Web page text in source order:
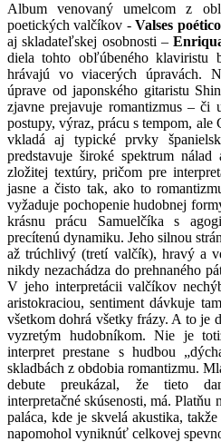
Album venovaný umelcom z
poetických valčíkov -Valses
aj skladateľskej osobnosti –
diela tohto obľúbeného klaviristu
hrávajú vo viacerých úpravách.
úprave od japonského gitaristu
zjavne prejavuje romantizmus – či
postupy, výraz, prácu s tempom, ale
vkladá aj typické prvky
predstavuje široké spektrum
zložitej textúry, pričom pre
jasne a čisto tak, ako to
vyžaduje pochopenie hudobnej
krásnu prácu Samuelčíka s
precítenú dynamiku. Jeho silnou
až trúchlivý (tretí valčík), hravý a
nikdy nezachádza do prehnaného
V jeho interpretácii valčíkov
aristokraciou, sentiment dávkuje
všetkom dohrá všetky frázy. A to je
vyzretým hudobníkom. Nie je
interpret prestane s hudbou
skladbách z obdobia romantizmu.
debute preukázal, že tieto
interpretačné skúsenosti, má.
paláca, kde je skvelá akustika,
napomohol vyniknúť celkovej